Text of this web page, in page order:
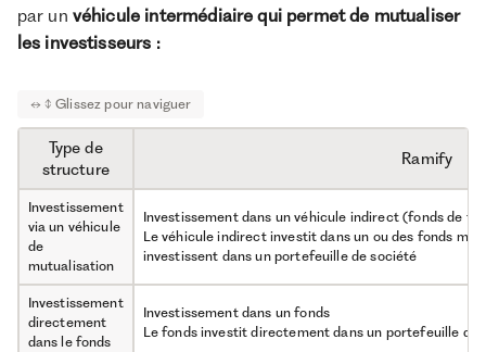
Secteur Santé hors biotech
par un véhicule intermédiaire qui permet de mutualiser
les investisseurs :
Type de
structure
Ramify
Investissement
via un véhicule
de
mutualisation
Investissement dans un véhicule indirect (fonds de
Le véhicule indirect investit dans un ou des fonds
investissent dans un portefeuille de société
Investissement
directement
dans le fonds
Investissement dans un fonds
Le fonds investit directement dans un portefeuille de